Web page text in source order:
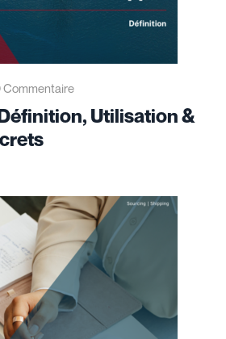
Commentaire
Définition, Utilisation &